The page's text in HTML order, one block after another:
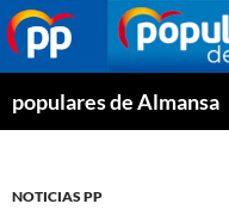
populares de Almansa
NOTICIAS PP